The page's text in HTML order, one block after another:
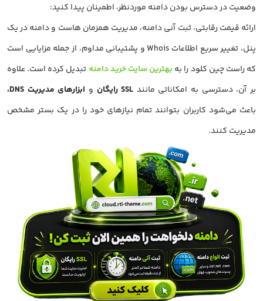
وضعیت در دسترس بودن دامنه موردنظر، اطمینان پیدا کنید:
ارائه قیمت رقابتی، ثبت آنی دامنه، مدیریت همزمان هاست و دامنه در یک
پنل، تغییر سریع اطلاعات Whois و پشتیبانی مداوم، از جمله مزایایی است
که راست چین کلود را به بهترین سایت خرید دامنه تبدیل کرده است. علاوه
بر آن، دسترسی به امکاناتی مانند SSL رایگان و ابزارهای مدیریت DNS،
باعث می‌شود کاربران بتوانند تمام نیازهای خود را در یک بستر مشخص
مدیریت کنند.